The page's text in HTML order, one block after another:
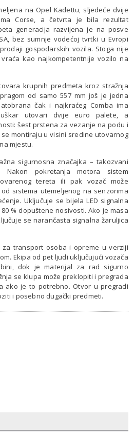
na Opel Kadettu, sljedeće dvije
Corse, a četvrta je bila rezultat
generacija razvijena je na posve
bez sumnje vodećoj tvrtki u Evropi
gospodarskih vozila. Stoga nije
kao najkompetentnije vozilo na
krupnih predmeta kroz stražnja
od samo 557 mm još je jedna
čak i najkraćeg Comba ima
utovari dvije euro palete, a
šest prstena za vezanje na podu i
montiraju u visini sredine utovarnog
mjestu.
sigurnosna značajka – takozvani
Nakon pokretanja motora sistem
tereta ili pak vozač može
sistema utemeljenog na senzorima
Uključuje se bijela LED signalna
% dopuštene nosivosti. Ako je masa
se narančasta signalna žaruljica
za transport osoba i opreme u verziji
Ekipa od pet ljudi uključujući vozača
dok je materijal za rad sigurno
se klupa može preklopiti i pregrada
ako je to potrebno. Otvor u pregradi
i posebno dugački predmeti.